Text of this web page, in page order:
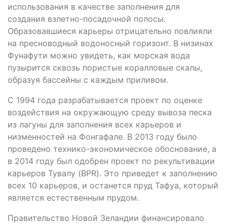
использования в качестве заполнения для
создания взлетно-посадочной полосы.
Образовавшиеся карьеры отрицательно повлияли
на пресноводный водоносный горизонт. В низинах
Фунафути можно увидеть, как морская вода
пузырится сквозь пористые коралловые скалы,
образуя бассейны с каждым приливом.
С 1994 года разрабатывается проект по оценке
воздействия на окружающую среду вывоза песка
из лагуны для заполнения всех карьеров и
низменностей на Фонгафале. В 2013 году было
проведено технико-экономическое обоснование, а
в 2014 году был одобрен проект по рекультивации
карьеров Тувалу (BPR). Это приведет к заполнению
всех 10 карьеров, и останется пруд Тафуа, который
является естественным прудом.
Правительство Новой Зеландии финансировало